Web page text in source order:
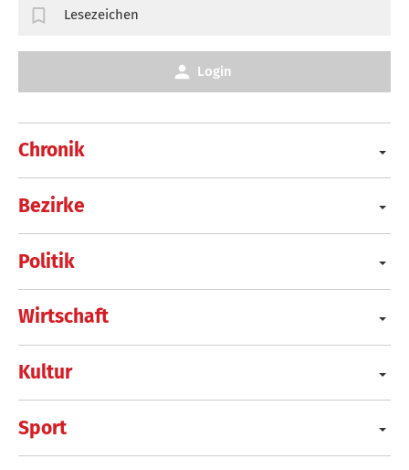
Chronik
Bezirke
Politik
Wirtschaft
Kultur
Sport
Lesezeichen
Login